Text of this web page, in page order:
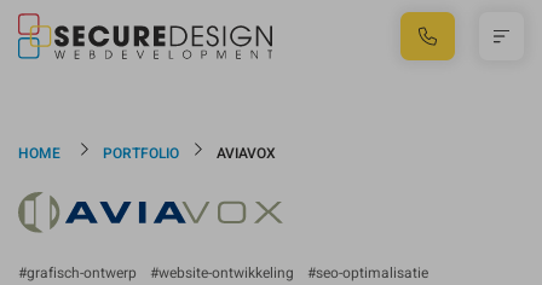
HOME PORTFOLIO AVIAVOX
grafisch-ontwerp website-ontwikkeling seo-optimalisatie